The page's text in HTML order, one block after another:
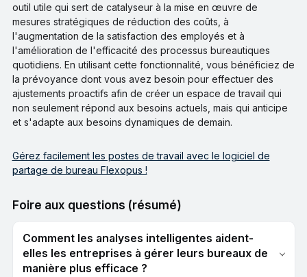
outil utile qui sert de catalyseur à la mise en œuvre de
mesures stratégiques de réduction des coûts, à
l'augmentation de la satisfaction des employés et à
l'amélioration de l'efficacité des processus bureautiques
quotidiens. En utilisant cette fonctionnalité, vous bénéficiez de
la prévoyance dont vous avez besoin pour effectuer des
ajustements proactifs afin de créer un espace de travail qui
non seulement répond aux besoins actuels, mais qui anticipe
et s'adapte aux besoins dynamiques de demain.
Gérez facilement les postes de travail avec le logiciel de
partage de bureau Flexopus !
Foire aux questions (résumé)
Comment les analyses intelligentes aident-
elles les entreprises à gérer leurs bureaux de
manière plus efficace ?